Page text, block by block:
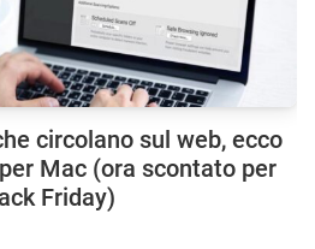
circolano sul web, ecco
Mac (ora scontato per
Friday)